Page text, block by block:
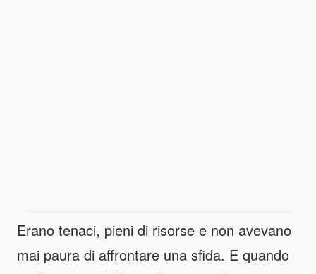
Erano tenaci, pieni di risorse e non avevano
mai paura di affrontare una sfida. E quando